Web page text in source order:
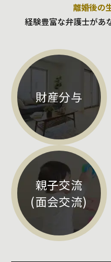
離婚後の
経験豊富な弁護士があ
財産分与
親子交流
(面会交流)